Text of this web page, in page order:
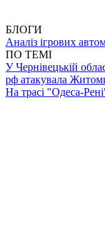
БЛОГИ
Аналіз ігрових
ПО ТЕМІ
У Чернівецькій
рф атакувала
На трасі "Одеса-